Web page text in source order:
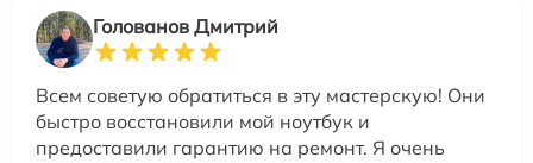
Голованов Дмитрий
Всем советую обратиться в эту мастерскую! Они
быстро восстановили мой ноутбук и
предоставили гарантию на ремонт. Я очень